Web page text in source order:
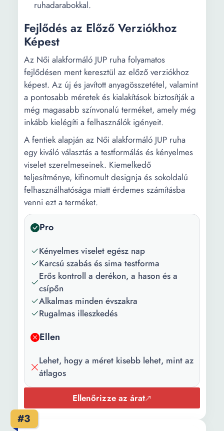
ruhadarabokkal.
Fejlődés az Előző Verziókhoz
Képest
Az Női alakformáló JUP ruha folyamatos
fejlődésen ment keresztül az előző verziókhoz
képest. Az új és javított anyagösszetétel, valamint
a pontosabb méretek és kialakítások biztosítják a
még magasabb színvonalú terméket, amely még
inkább kielégíti a felhasználók igényeit.
A fentiek alapján az Női alakformáló JUP ruha
egy kiváló választás a testformálás és kényelmes
viselet szerelmeseinek. Kiemelkedő
teljesítménye, kifinomult designja és sokoldalú
felhasználhatósága miatt érdemes számításba
venni ezt a terméket.
Pro
Kényelmes viselet egész nap
Karcsú szabás és sima testforma
Erős kontroll a derékon, a hason és a
csípőn
Alkalmas minden évszakra
Rugalmas illeszkedés
Ellen
Lehet, hogy a méret kisebb lehet, mint az
átlagos
Ellenőrizze az árat
#3